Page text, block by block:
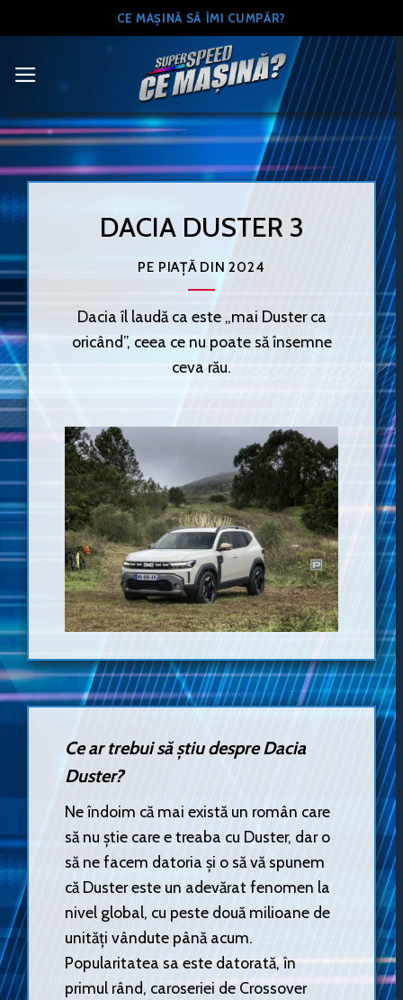
to
CE MAȘINĂ SĂ ÎMI CUMPĂR?
DACIA DUSTER 3
PE PIAȚĂ DIN 2024
Dacia îl laudă ca este „mai Duster ca
oricând”, ceea ce nu poate să însemne
ceva rău.
Ce ar trebui să știu despre Dacia
Duster?
Ne îndoim că mai există un român care
să nu știe care e treaba cu Duster, dar o
să ne facem datoria și o să vă spunem
că Duster este un adevărat fenomen la
nivel global, cu peste două milioane de
unități vândute până acum.
Popularitatea sa este datorată, în
primul rând, caroseriei de Crossover